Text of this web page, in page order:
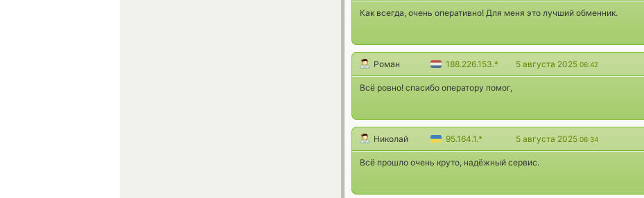
Как всегда, очень оперативно! Для меня это лучший обменник.
Роман 188.226.153.* 5 августа 2025 06:42
Всё ровно! спасибо оператору помог,
Николай 95.164.1.* 5 августа 2025 06:34
Всё прошло очень круто, надёжный сервис.